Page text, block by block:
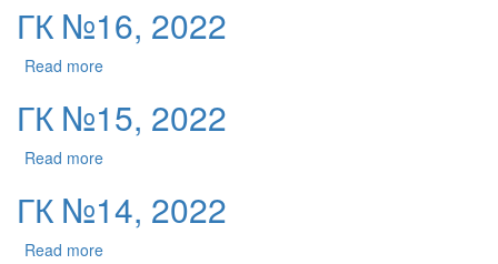
ГК №16, 2022
Read more
ГК №15, 2022
Read more
ГК №14, 2022
Read more